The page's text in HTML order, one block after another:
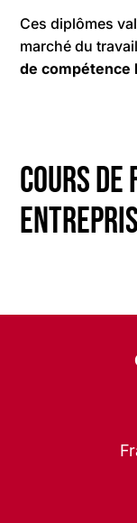
Ces diplômes
marché du
de compétence
Cours